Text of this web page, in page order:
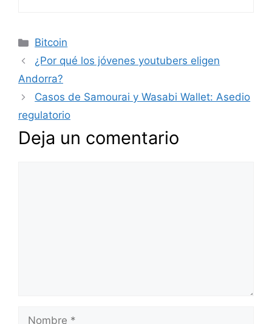
Categorías
Bitcoin
¿Por qué los jóvenes youtubers eligen
Andorra?
Casos de Samourai y Wasabi Wallet: Asedio
regulatorio
Deja un comentario